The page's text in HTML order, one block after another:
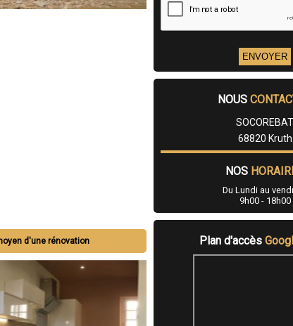
d'une rénovation
NOUS
SOCOREBAT
68820 Kruth
NOS
Du Lundi au
9h00 - 18h00
Plan d'accès